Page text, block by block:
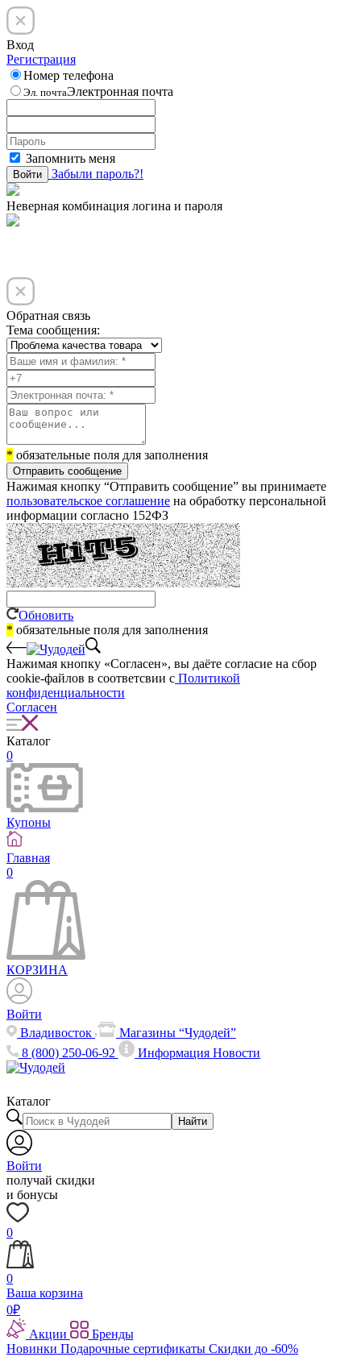
Вход
Регистрация
Номер телефона
Эл. почтаЭлектронная почта
Запомнить меня
Войти Забыли пароль?!
Неверная комбинация логина и пароля
Обратная связь
Тема сообщения:
* обязательные поля для заполнения
Отправить сообщение
Нажимая кнопку “Отправить сообщение” вы принимаете
пользовательское соглашение на обработку персональной
информации согласно 152ФЗ
Обновить
* обязательные поля для заполнения
Нажимая кнопку «Согласен», вы даёте cогласие на сбор
cookie-файлов в соответсвии с Политикой
конфиденциальности
Согласен
Каталог
0
Купоны
Главная
0
КОРЗИНА
Войти
Владивосток
Магазины “Чудодей”
8 (800) 250-06-92
ИнформацияНовости
Каталог
Найти
Войти
получай скидки
и бонусы
0
0
Ваша корзина
0₽
Акции
Бренды
Новинки Подарочные сертификаты Скидки до -60%